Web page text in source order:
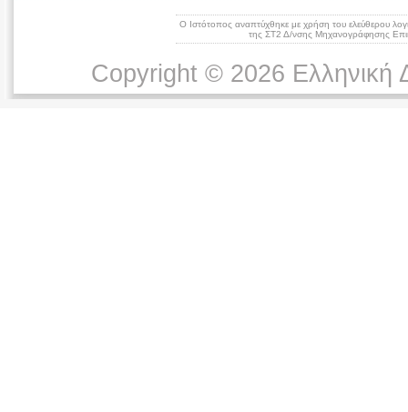
Ο Ιστότοπος αναπτύχθηκε με χρήση του ελεύθερου
της ΣΤ2 Δ/νσης Μηχανογράφησης
Copyright © 2026